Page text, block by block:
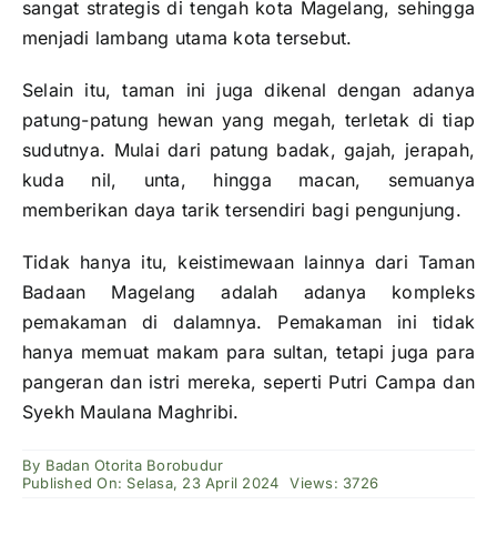
sangat strategis di tengah kota Magelang, sehingga
menjadi lambang utama kota tersebut.
Selain itu, taman ini juga dikenal dengan adanya
patung-patung hewan yang megah, terletak di tiap
sudutnya. Mulai dari patung badak, gajah, jerapah,
kuda nil, unta, hingga macan, semuanya
memberikan daya tarik tersendiri bagi pengunjung.
Tidak hanya itu, keistimewaan lainnya dari Taman
Badaan Magelang adalah adanya kompleks
pemakaman di dalamnya. Pemakaman ini tidak
hanya memuat makam para sultan, tetapi juga para
pangeran dan istri mereka, seperti Putri Campa dan
Syekh Maulana Maghribi.
By Badan Otorita Borobudur
Published On: Selasa, 23 April 2024
Views: 3726